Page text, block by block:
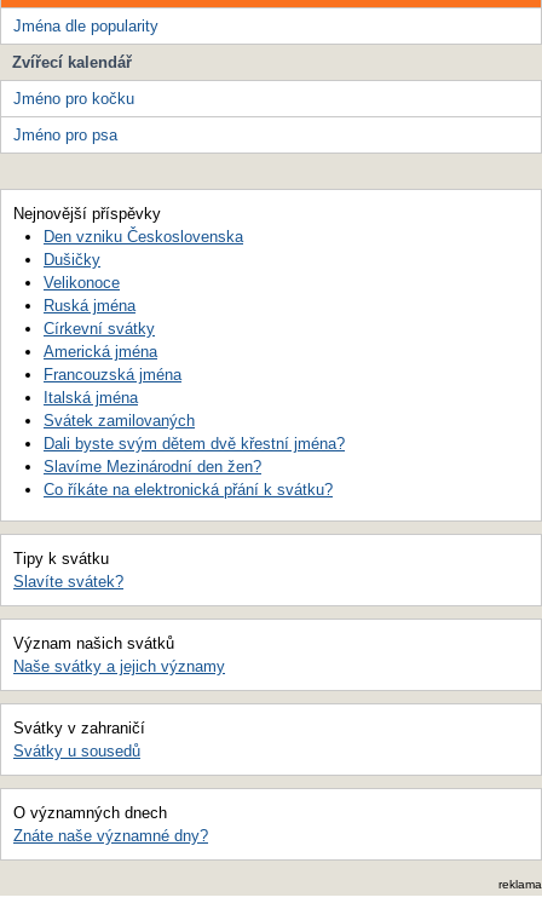
Jména dle popularity
Zvířecí kalendář
Jméno pro kočku
Jméno pro psa
Nejnovější příspěvky
Den vzniku Československa
Dušičky
Velikonoce
Ruská jména
Církevní svátky
Americká jména
Francouzská jména
Italská jména
Svátek zamilovaných
Dali byste svým dětem dvě křestní jména?
Slavíme Mezinárodní den žen?
Co říkáte na elektronická přání k svátku?
Tipy k svátku
Slavíte svátek?
Význam našich svátků
Naše svátky a jejich významy
Svátky v zahraničí
Svátky u sousedů
O významných dnech
Znáte naše významné dny?
reklama